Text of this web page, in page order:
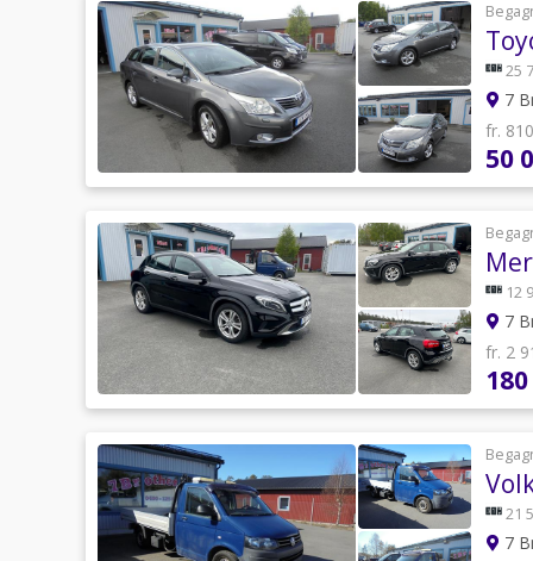
25
7
fr.
50
12
7
fr. 2
21
7